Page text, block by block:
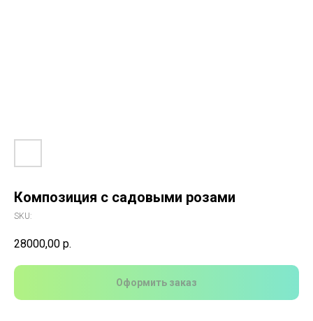
Композиция с садовыми розами
SKU:
28000,00 р.
Оформить заказ